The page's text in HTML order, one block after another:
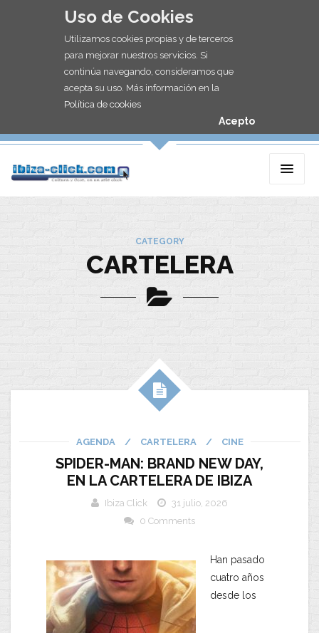
Uso de Cookies
Utilizamos cookies propias y de terceros
para mejorar nuestros servicios. Si
continúa navegando, consideramos que
acepta su uso. Más información en la
Política de cookies
Acepto
CATEGORY
CARTELERA
AGENDA / CARTELERA / CINE
SPIDER-MAN: BRAND NEW DAY,
EN LA CARTELERA DE IBIZA
Ibiza Click
31 julio, 2026
0 Comments
Han pasado
cuatro años
desde los